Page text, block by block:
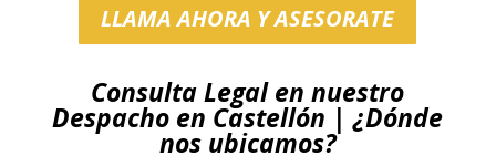
LLAMA AHORA Y ASESORATE
Consulta Legal en nuestro
Despacho en Castellón | ¿Dónde
nos ubicamos?